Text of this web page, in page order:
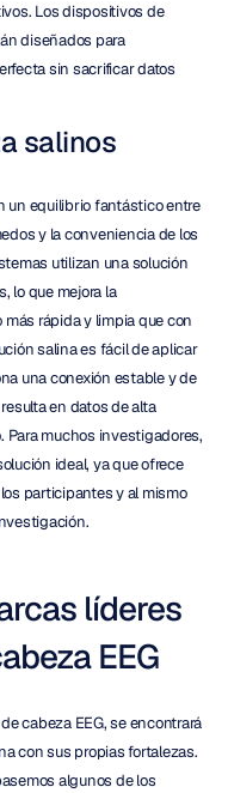
Los dispositivos de
diseñados para
sin sacrificar datos
salinos
un equilibrio fantástico entre
y la conveniencia de los
utilizan una solución
lo que mejora la
rápida y limpia que con
salina es fácil de aplicar
una conexión estable y de
en datos de alta
Para muchos investigadores,
ideal, ya que ofrece
participantes y al mismo
líderes
EEG
cabeza EEG, se encontrará
con sus propias fortalezas.
algunos de los